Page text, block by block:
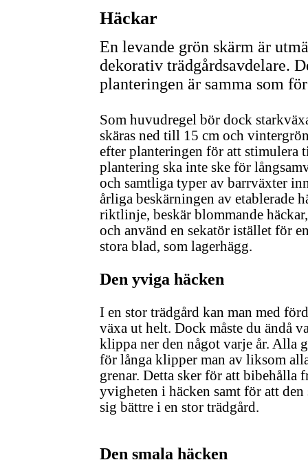
Häckar
En levande grön skärm är
dekorativ trädgårdsavdelare.
planteringen är samma som
Som huvudregel bör dock
skäras ned till 15 cm och
efter planteringen för att
plantering ska inte ske för
och samtliga typer av barrväxter
årliga beskärningen av etablerade
riktlinje, beskär blommande
och använd en sekatör istället för
stora blad, som lagerhägg.
Den yviga häcken
I en stor trädgård kan man med
växa ut helt. Dock måste du ändå
klippa ner den något varje år. Alla
för långa klipper man av liksom
grenar. Detta sker för att bibehålla
yvigheten i häcken samt för att den
sig bättre i en stor trädgård.
Den smala häcken